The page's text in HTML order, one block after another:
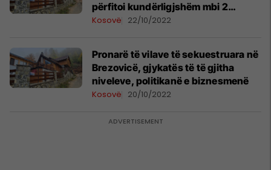
përfitoi kundërligjshëm mbi 2
milionë euro nga ndërtimet në
Kosovë 22/10/2022
Pronarë të vilave të sekuestruara në
Brezovicë, gjykatës të të gjitha
niveleve, politikanë e biznesmenë
Kosovë 20/10/2022